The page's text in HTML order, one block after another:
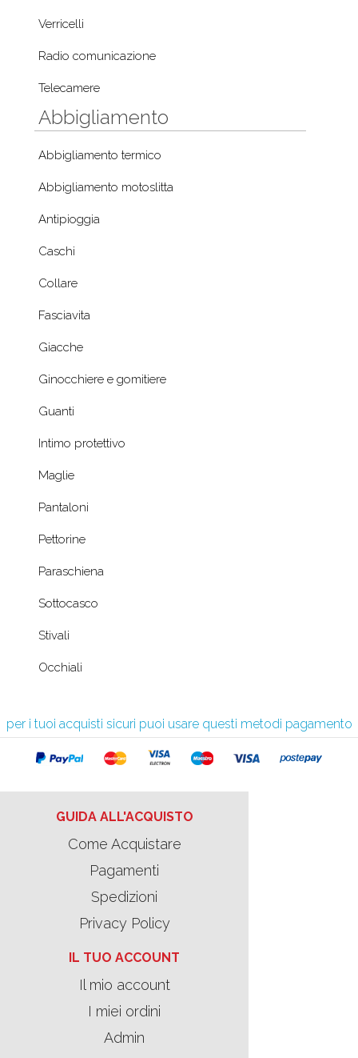
Verricelli
Radio comunicazione
Telecamere
Abbigliamento
Abbigliamento termico
Abbigliamento motoslitta
Antipioggia
Caschi
Collare
Fasciavita
Giacche
Ginocchiere e gomitiere
Guanti
Intimo protettivo
Maglie
Pantaloni
Pettorine
Paraschiena
Sottocasco
Stivali
Occhiali
per i tuoi acquisti sicuri puoi usare questi metodi pagamento
GUIDA ALL'ACQUISTO
Come Acquistare
Pagamenti
Spedizioni
Privacy Policy
IL TUO ACCOUNT
Il mio account
I miei ordini
Admin